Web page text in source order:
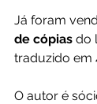
Já foram
de cópias do
traduzido em
O autor é